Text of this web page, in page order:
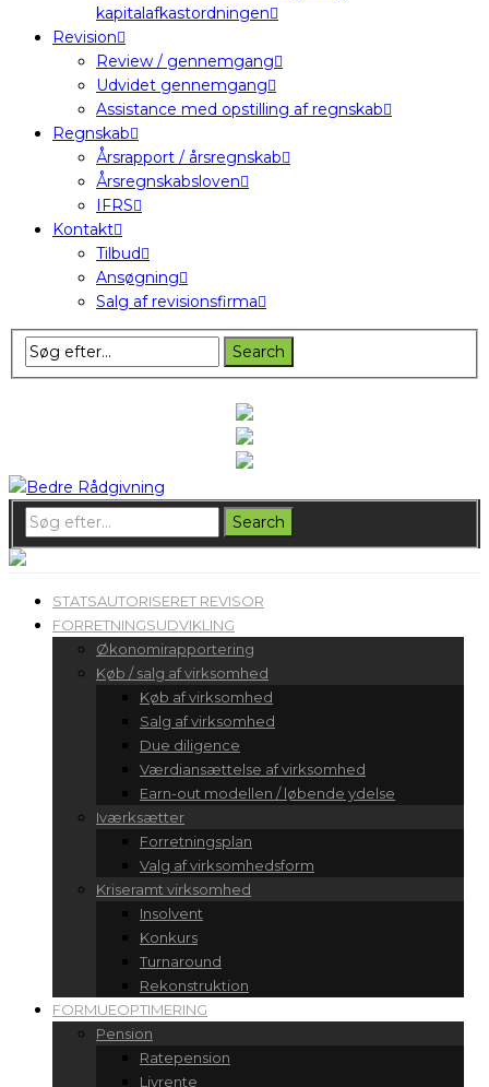
kapitalafkastordningen
Revision
Review / gennemgang
Udvidet gennemgang
Assistance med opstilling af regnskab
Regnskab
Årsrapport / årsregnskab
Årsregnskabsloven
IFRS
Kontakt
Tilbud
Ansøgning
Salg af revisionsfirma
STATSAUTORISERET REVISOR
FORRETNINGSUDVIKLING
Økonomirapportering
Køb / salg af virksomhed
Køb af virksomhed
Salg af virksomhed
Due diligence
Værdiansættelse af virksomhed
Earn-out modellen / løbende ydelse
Iværksætter
Forretningsplan
Valg af virksomhedsform
Kriseramt virksomhed
Insolvent
Konkurs
Turnaround
Rekonstruktion
FORMUEOPTIMERING
Pension
Ratepension
Livrente